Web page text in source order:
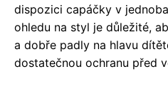
dispozici capáčky v
ohledu na styl je důležité,
a dobře padly na hlavu
dostatečnou ochranu před